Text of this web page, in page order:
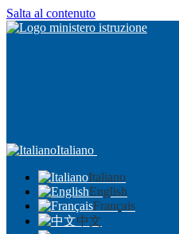
Salta al contenuto
Italiano
Italiano
English
Français
中文